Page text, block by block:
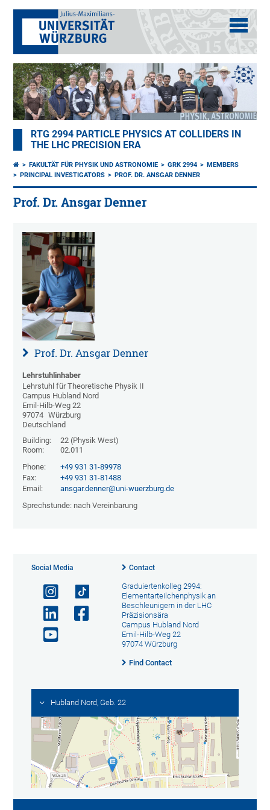
RTG 2994 PARTICLE PHYSICS AT COLLIDERS IN
THE LHC PRECISION ERA
FAKULTÄT FÜR PHYSIK UND ASTRONOMIE GRK 2994
MEMBERS
PRINCIPAL INVESTIGATORS
PROF. DR. ANSGAR DENNER
Prof. Dr. Ansgar Denner
Prof. Dr. Ansgar Denner
Lehrstuhlinhaber
Lehrstuhl für Theoretische Physik II
Campus Hubland Nord
Emil-Hilb-Weg 22
97074 Würzburg
Deutschland
Building:
22 (Physik West)
Room:
02.011
Phone:
+49 931 31-89978
Fax:
+49 931 31-81488
Email:
ansgar.denner@uni-wuerzburg.de
Sprechstunde: nach Vereinbarung
Social Media Contact
Graduiertenkolleg 2994:
Elementarteilchenphysik an
Beschleunigern in der LHC
Präzisionsära
Campus Hubland Nord
Emil-Hilb-Weg 22
97074 Würzburg
Find Contact
Hubland Nord, Geb. 22